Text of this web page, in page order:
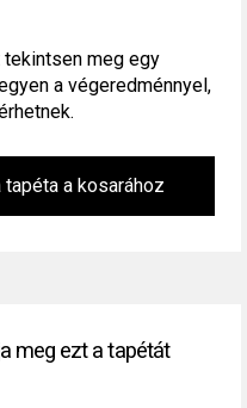
meg egy
a végeredménnyel,
a kosarához
meg ezt a tapétát